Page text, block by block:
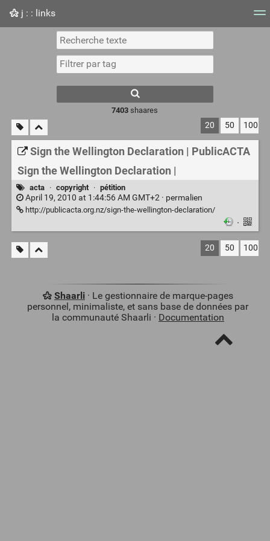
j : : links
Nuage de tags Mur d'images
7403 shaares
20 50 100
Sign the Wellington Declaration | PublicACTA
Sign the Wellington Declaration |
acta · copyright · pétition
April 19, 2010 at 1:44:56 AM GMT+2 · permalien
http://publicacta.org.nz/sign-the-wellington-declaration/
·
20 50 100
Shaarli· Le gestionnaire de marque-pages
personnel, minimaliste, et sans base de données par
la communauté Shaarli · Documentation